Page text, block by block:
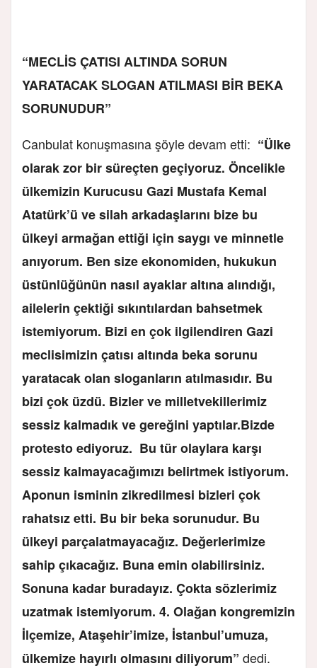
“MECLİS ÇATISI ALTINDA SORUN
YARATACAK SLOGAN ATILMASI BİR BEKA
SORUNUDUR”
Canbulat konuşmasına şöyle devam etti: “Ülke
olarak zor bir süreçten geçiyoruz. Öncelikle
ülkemizin Kurucusu Gazi Mustafa Kemal
Atatürk’ü ve silah arkadaşlarını bize bu
ülkeyi armağan ettiği için saygı ve minnetle
anıyorum. Ben size ekonomiden, hukukun
üstünlüğünün nasıl ayaklar altına alındığı,
ailelerin çektiği sıkıntılardan bahsetmek
istemiyorum. Bizi en çok ilgilendiren Gazi
meclisimizin çatısı altında beka sorunu
yaratacak olan sloganların atılmasıdır. Bu
bizi çok üzdü. Bizler ve milletvekillerimiz
sessiz kalmadık ve gereğini yaptılar.Bizde
protesto ediyoruz. Bu tür olaylara karşı
sessiz kalmayacağımızı belirtmek istiyorum.
Aponun isminin zikredilmesi bizleri çok
rahatsız etti. Bu bir beka sorunudur. Bu
ülkeyi parçalatmayacağız. Değerlerimize
sahip çıkacağız. Buna emin olabilirsiniz.
Sonuna kadar buradayız. Çokta sözlerimiz
uzatmak istemiyorum. 4. Olağan kongremizin
İlçemize, Ataşehir’imize, İstanbul’umuza,
ülkemize hayırlı olmasını diliyorum” dedi.